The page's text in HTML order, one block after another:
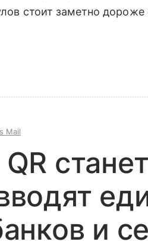
стоит заметно дороже
Mail
и